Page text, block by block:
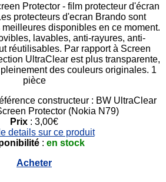
Protector - film protecteur d'écran
protecteurs d'ecran Brando sont
disponibles en ce moment.
lavables, anti-rayures, anti-
réutilisables. Par rapport à Screen
UltraClear est plus transparente,
des couleurs originales. 1
pièce
constructeur : BW UltraClear
Protector (Nokia N79)
Prix : 3,00€
details sur ce produit
: en stock
Acheter